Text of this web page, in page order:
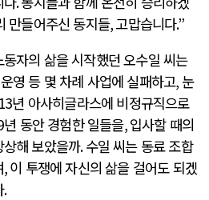
만들어주신 동지들,고맙습니다.”
자의 삶을 시작했던 오수일 씨는
영 등 몇 차례 사업에 실패하고, 눈
년 아사히글라스에 비정규직으로
년 동안 경험한 일들을,입사할 때의
해 보았을까.수일 씨는 동료 조합
,이 투쟁에 자신의 삶을 걸어도 되겠
.